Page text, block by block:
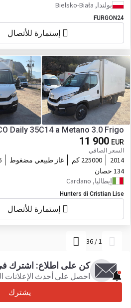
بولندا, Bielsko-Biała
FURGON24
إستمارة للأتصال
Daily 35C14 a Metano 3.0 Frigo
11 900 EUR
السعر الصافي
2014 225000 كم غاز طبيعي مضغوط
134 حصان
إيطاليا, Cardano
Hunters di Cristian Lise
إستمارة للأتصال
1
/
36
كن على اطلاع: اشترك في
احصل على أحدث الإعلانات
يشترك